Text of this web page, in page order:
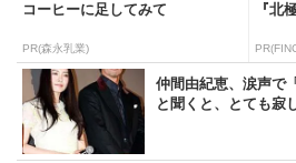
コーヒーに足してみて
PR(森永乳業)
『北
仲間由紀恵、涙声で
と聞くと、とても寂